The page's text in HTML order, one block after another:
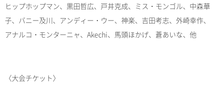
ヒップホップマン、黒田哲広、戸井克成、ミス・モンゴル、中森華
子、バニー及川、アンディー・ウー、神楽、吉田考志、外崎幸作、
アナルコ・モンターニャ、Akechi、馬頭ほかげ、蒼あいな、他
〈大会チケット〉